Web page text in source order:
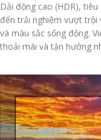
Dải động cao (HDR),
đến trải nghiệm vượt trội
và màu sắc sống động.
thoải mái và tận hưởng